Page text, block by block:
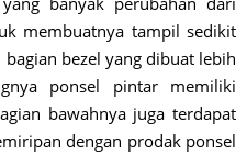
membuatnya tampil sedikit
bezel yang dibuat lebih
ponsel pintar memiliki
bawahnya juga terdapat
dengan prodak ponsel